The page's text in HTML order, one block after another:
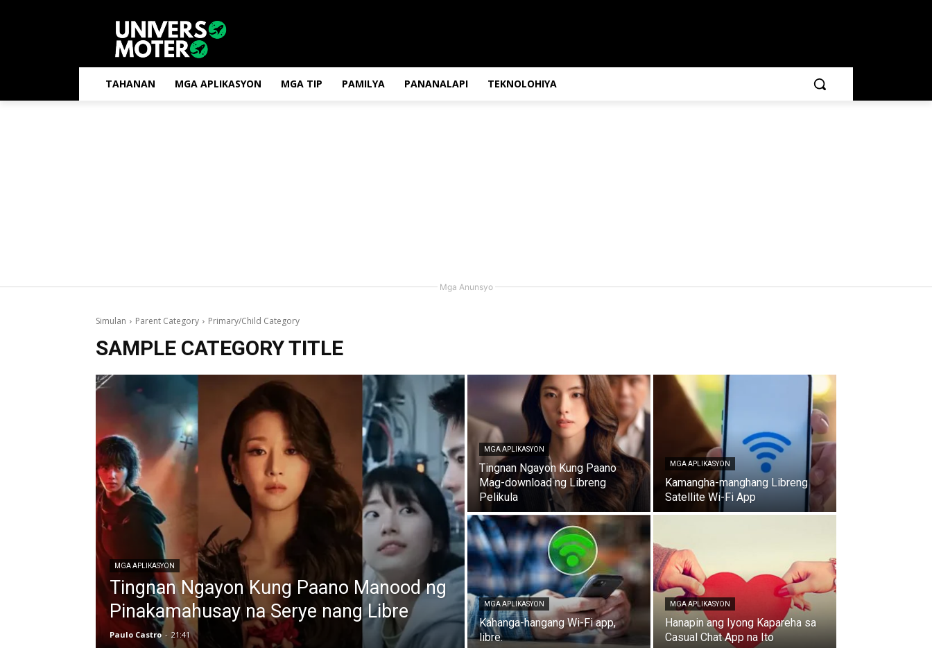
TAHANAN MGA APLIKASYON MGA TIP PAMILYA PANANALAPI TEKNOLOHIYA
Mga Anunsyo
Simulan Parent Category Primary/Child Category
SAMPLE CATEGORY TITLE
MGA APLIKASYON
Tingnan Ngayon Kung Paano Manood ng
Pinakamahusay na Serye nang Libre
Paulo Castro - 21:41
MGA APLIKASYON
Tingnan Ngayon Kung Paano
Mag-download ng Libreng
Pelikula
MGA APLIKASYON
Kamangha-manghang Libreng
Satellite Wi-Fi App
MGA APLIKASYON
Kahanga-hangang Wi-Fi app,
libre.
MGA APLIKASYON
Hanapin ang Iyong Kapareha sa
Casual Chat App na Ito